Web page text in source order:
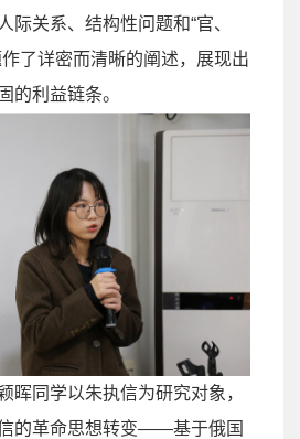
际关系、结构性问题和“官、
了详密而清晰的阐述，展现出
的利益链条。
晖同学以朱执信为研究对象，
的革命思想转变——基于俄国